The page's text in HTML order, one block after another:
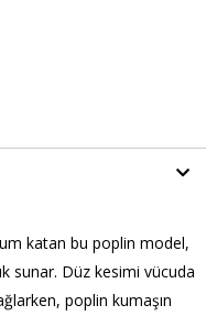
katan bu poplin model,
sunar. Düz kesimi vücuda
poplin kumaşın